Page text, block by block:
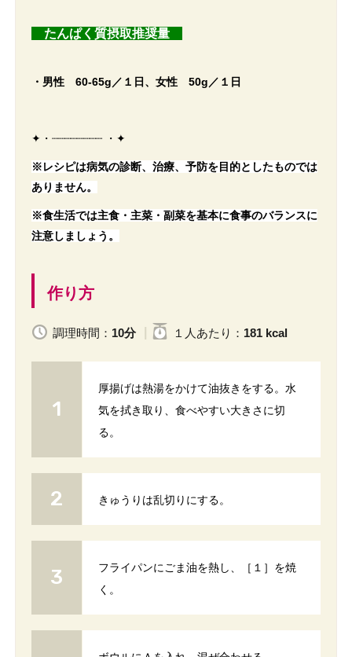
たんぱく質摂取推奨量
・男性 60-65g／１日、 女性 50g／１日
✦・┈┈┈┈┈┈┈┈ ・✦
※レシピは病気の診断、治療、予防を目的としたものでは
ありません。
※食生活では主食・主菜・副菜を基本に食事のバランスに
注意しましょう。
作り方
調理時間： 10分 １人 あたり ： 181 kcal
厚揚げは熱湯をかけて油抜きをする。水
気を拭き取り、食べやすい大きさに切
る。
きゅうりは乱切りにする。
フライパンにごま油を熱し、［１］を焼
く。